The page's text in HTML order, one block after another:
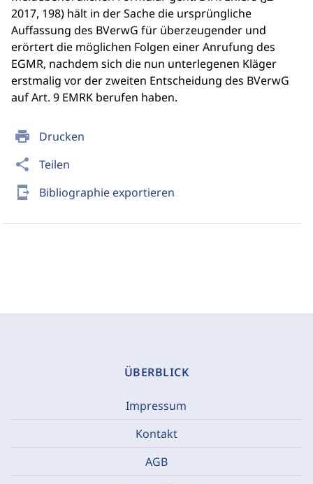
print Drucken
share Teilen
send_to_mobile Bibliographie exportieren
2017, 198) hält in der Sache die ursprüngliche
Auffassung des BVerwG für überzeugender und
erörtert die möglichen Folgen einer Anrufung des
EGMR, nachdem sich die nun unterlegenen Kläger
erstmalig vor der zweiten Entscheidung des BVerwG
auf Art. 9 EMRK berufen haben.
ÜBERBLICK
Impressum
Kontakt
AGB